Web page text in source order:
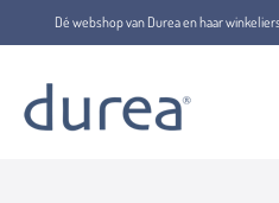
Dé webshop van Durea en haar
Home Riemenschuhe